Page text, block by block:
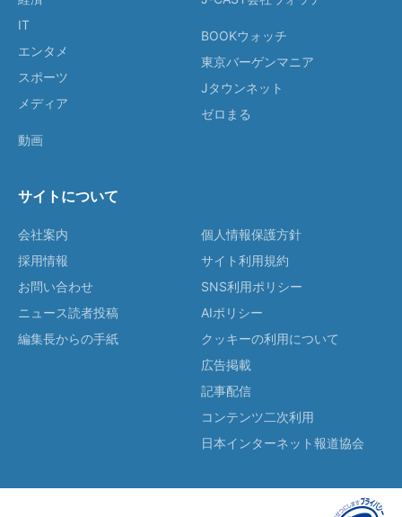
IT
エンタメ
スポーツ
メディア
動画
BOOKウォッチ
東京バーゲンマニア
Jタウンネット
ゼロまる
サイトについて
会社案内
採用情報
お問い合わせ
ニュース読者投稿
編集長からの手紙
個人情報保護方針
サイト利用規約
SNS利用ポリシー
AIポリシー
クッキーの利用について
広告掲載
記事配信
コンテンツ二次利用
日本インターネット報道協会